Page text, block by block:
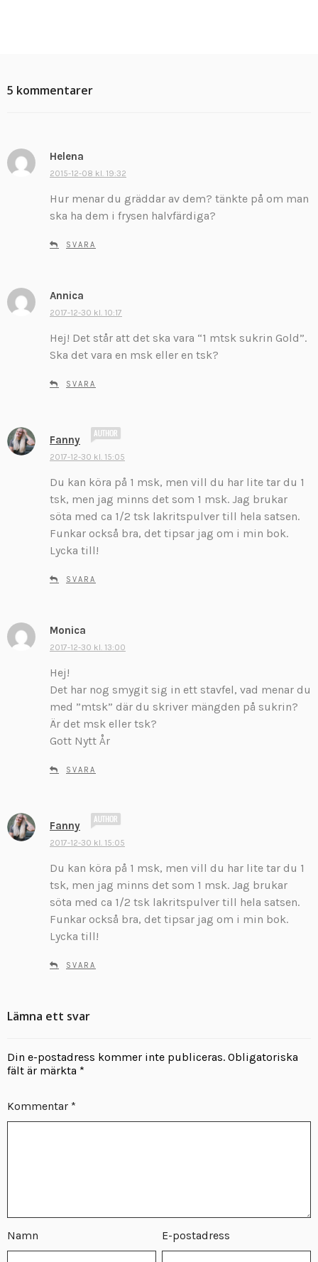
5 kommentarer
Helena
k
i
v
r
2015-12-08 kl. 19:32
Hur menar du gräddar av dem? tänkte på om man
ska ha dem i frysen halvfärdiga?
SVARA
Annica
k
i
v
r
2017-12-30 kl. 10:17
Hej! Det står att det ska vara “1 mtsk sukrin Gold”.
Ska det vara en msk eller en tsk?
SVARA
Fanny
i
v
e
r
2017-12-30 kl. 15:05
Du kan köra på 1 msk, men vill du har lite tar du 1
tsk, men jag minns det som 1 msk. Jag brukar
söta med ca 1/2 tsk lakritspulver till hela satsen.
Funkar också bra, det tipsar jag om i min bok.
Lycka till!
SVARA
Monica
k
v
e
r
:
2017-12-30 kl. 13:00
Hej!
Det har nog smygit sig in ett stavfel, vad menar du
med ”mtsk” där du skriver mängden på sukrin?
Är det msk eller tsk?
Gott Nytt År
SVARA
Fanny
i
v
e
r
2017-12-30 kl. 15:05
Du kan köra på 1 msk, men vill du har lite tar du 1
tsk, men jag minns det som 1 msk. Jag brukar
söta med ca 1/2 tsk lakritspulver till hela satsen.
Funkar också bra, det tipsar jag om i min bok.
Lycka till!
SVARA
Lämna ett svar
Din e-postadress kommer inte publiceras. Obligatoriska
fält är märkta *
Kommentar *
Namn E-postadress